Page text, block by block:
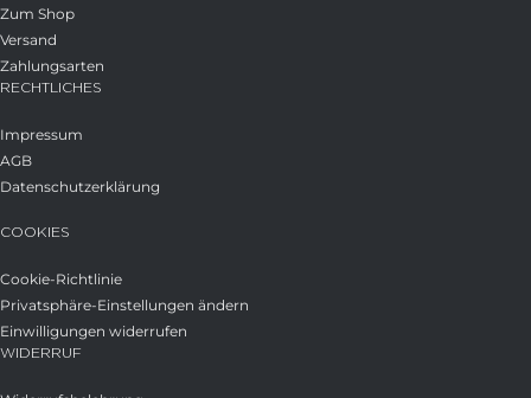
Zum Shop
Versand
Zahlungsarten
RECHTLICHES
Impressum
AGB
Datenschutzerklärung
COOKIES
Cookie-Richtlinie
Privatsphäre-Einstellungen ändern
Einwilligungen widerrufen
WIDERRUF